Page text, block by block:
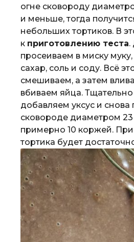
огне сковороду
и меньше, тогда
небольших тортиков. В
к приготовлению теста.
просеиваем в миску
сахар, соль и соду. Всё
смешиваем, а затем
вбиваем яйца.
добавляем уксус и
сковороде диаметром 23
примерно 10 коржей.
тортика будет